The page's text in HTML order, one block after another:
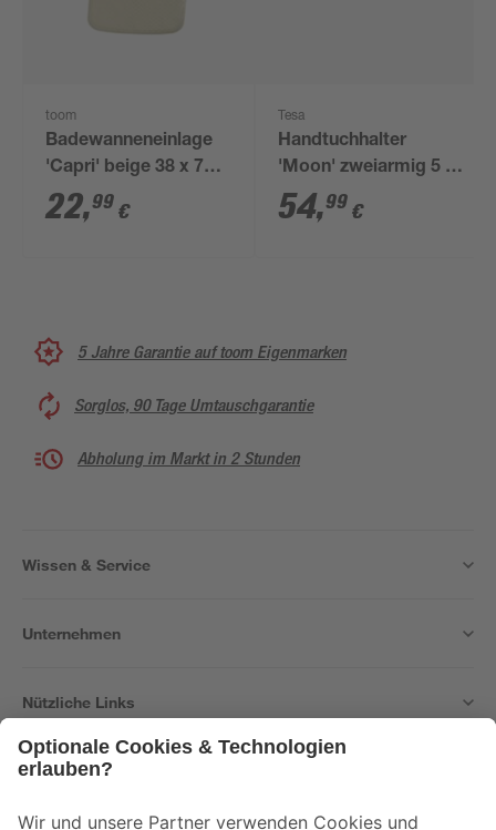
toom
Badewanneneinlage
'Capri' beige 38 x 72
cm
22,99 €
Tesa
Handtuchhalter
'Moon' zweiarmig 5 x
8,3 x 45,6 cm
54,99 €
5 Jahre Garantie auf toom Eigenmarken
Sorglos, 90 Tage Umtauschgarantie
Abholung im Markt in 2 Stunden
Wissen & Service
Unternehmen
Nützliche Links
Der toom Newsletter: Keine Angebote und Aktionen mehr verpassen!